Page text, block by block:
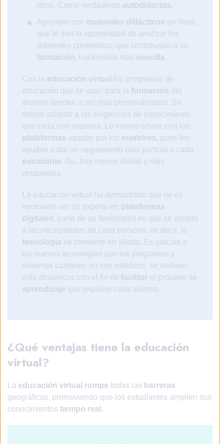
ritmo. Como verdaderos autodidactas.
Aprender con materiales didácticos en línea,
que le dan la oportunidad de analizar los
diferentes contenidos, que contribuyan a su
formación, haciéndola más sencilla.
Con la educación virtual
los programas de
educación que se usan para la formación del
alumno tienden a ser más personalizados. Se
deben adaptar a las exigencias de conocimiento
que cada uno requiera. Lo mismo ocurre con las
plataformas usadas por los maestros, pues les
ayudan a dar un seguimiento más puntual a cada
estudiante. Así, hay menos dudas y más
respuestas.
La educación virtual ha demostrado que no es
necesario ser un experto en plataformas
digitales, parte de su flexibilidad es que se adapta
a las necesidades de cada persona, es decir, la
tecnología se convierte en aliada. Es gracias a
las nuevas tecnologías que los programas y
sistemas cambian, no son estáticos, se vuelven
más dinámicos con el fin de facilitar el proceso de
aprendizaje que requiere cada alumno.
¿Qué ventajas tiene la educación
virtual?
La educación virtual rompe todas las barreras
geográficas, promoviendo que los estudiantes amplíen sus
conocimientos tiempo real.